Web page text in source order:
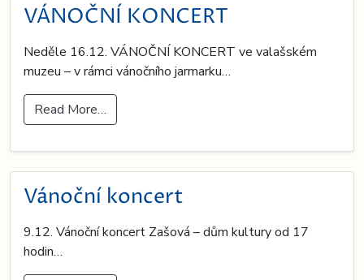
VÁNOČNÍ KONCERT
Neděle 16.12. VÁNOČNÍ KONCERT ve valašském
muzeu – v rámci vánočního jarmarku…
Read More…
Vánoční koncert
9.12. Vánoční koncert Zašová – dům kultury od 17
hodin…